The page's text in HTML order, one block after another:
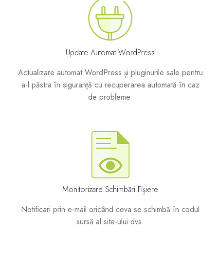
Update Automat WordPress
Actualizare automat WordPress și pluginurile sale pentru
a-l păstra în siguranță cu recuperarea automată în caz
de probleme.
Monitorizare Schimbări Fișiere
Notificari prin e-mail oricând ceva se schimbă în codul
sursă al site-ului dvs.